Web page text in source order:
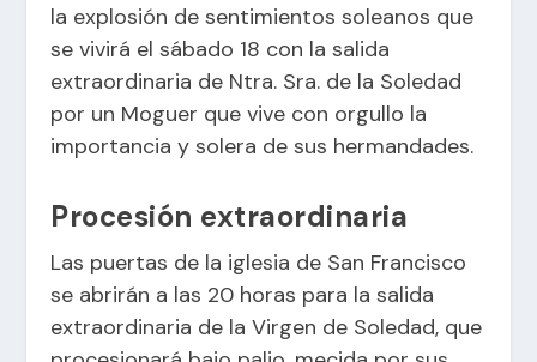
la explosión de sentimientos soleanos que
se vivirá el sábado 18 con la salida
extraordinaria de Ntra. Sra. de la Soledad
por un Moguer que vive con orgullo la
importancia y solera de sus hermandades.
Procesión extraordinaria
Las puertas de la iglesia de San Francisco
se abrirán a las 20 horas para la salida
extraordinaria de la Virgen de Soledad, que